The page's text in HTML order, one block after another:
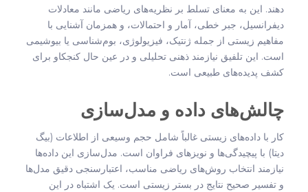
دهند. این به معنای تسلط بر نظریه‌های ریاضی مانند معادلات
دیفرانسیل، جبر خطی، آمار و احتمالات، و همزمان آشنایی با
مفاهیم زیستی از جمله ژنتیک، فیزیولوژی، بوم‌شناسی یا بیوشیمی
است. این تلفیق نیازمند ذهنی تحلیلی و در عین حال کنجکاو برای
کشف پدیده‌های طبیعی است.
چالش‌های داده و مدل‌سازی
کار با داده‌های زیستی غالباً شامل حجم وسیعی از اطلاعات (بیگ
دیتا) با پیچیدگی‌ها و نویزهای فراوان است. مدل‌سازی این داده‌ها
نیازمند انتخاب روش‌های ریاضی مناسب، اعتبارسنجی دقیق مدل‌ها
و تفسیر صحیح نتایج در بستر زیستی است. یک اشتباه در این